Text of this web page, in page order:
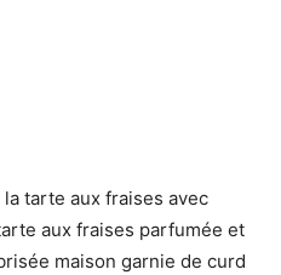
tarte aux fraises avec
aux fraises parfumée et
maison garnie de curd